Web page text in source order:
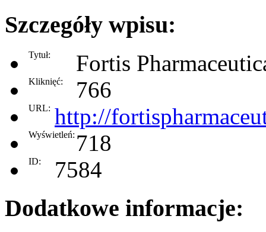
Szczegóły wpisu:
Tytuł: Fortis
Kliknięć: 766
URL: http://
Wyświetleń: 718
ID: 7584
Dodatkowe informacje: